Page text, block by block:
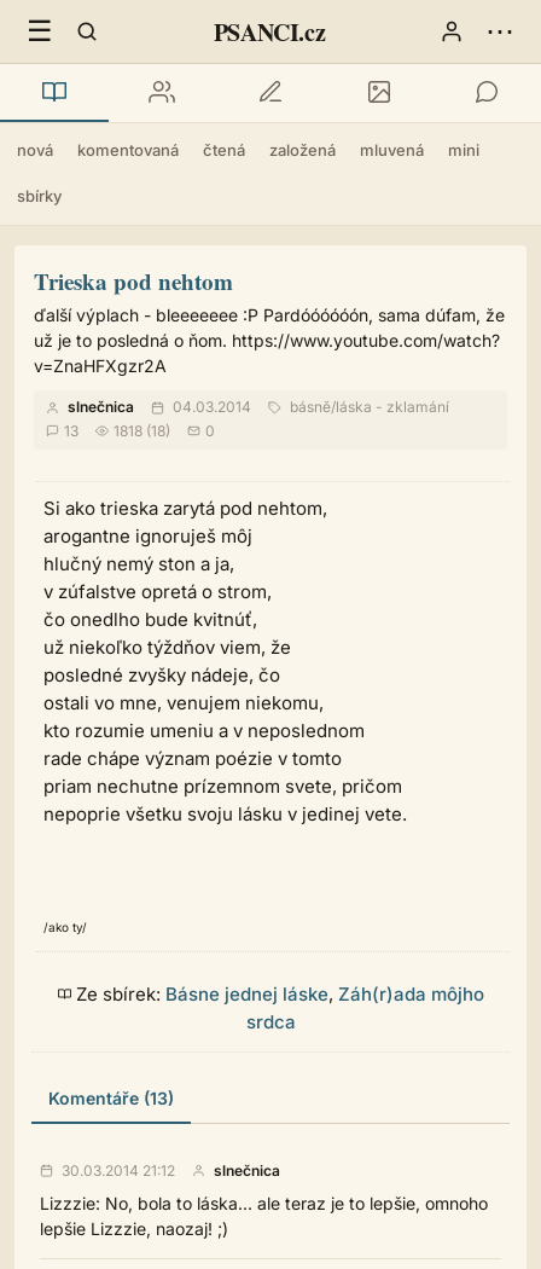
☰ PSANCI.cz ⋯
nová komentovaná čtená založená mluvená mini
sbírky
Trieska pod nehtom
ďalší výplach - bleeeeeee :P Pardóóóóóón, sama dúfam, že
už je to posledná o ňom. https://www.youtube.com/watch?
v=ZnaHFXgzr2A
slnečnica 04.03.2014 básně/láska - zklamání
13
1818 (18) 0
Si ako trieska zarytá pod nehtom,
arogantne ignoruješ môj
hlučný nemý ston a ja,
v zúfalstve opretá o strom,
čo onedlho bude kvitnúť,
už niekoľko týždňov viem, že
posledné zvyšky nádeje, čo
ostali vo mne, venujem niekomu,
kto rozumie umeniu a v neposlednom
rade chápe význam poézie v tomto
priam nechutne prízemnom svete, pričom
nepoprie všetku svoju lásku v jedinej vete.
/ako ty/
Ze sbírek: Básne jednej láske, Záh(r)ada môjho
srdca
Komentáře (13)
30.03.2014 21:12 slnečnica
Lizzzie: No, bola to láska... ale teraz je to lepšie, omnoho
lepšie Lizzzie, naozaj! ;)